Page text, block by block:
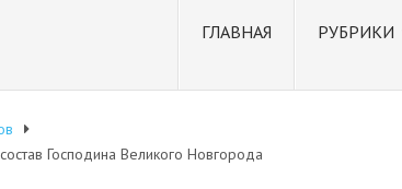
ГЛАВНАЯ РУБРИКИ
Господина Великого Новгорода